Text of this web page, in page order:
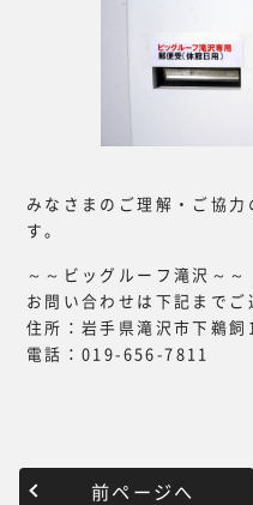
みなさまのご理解・ご協
す。
～～ビッグルーフ滝沢～～
お問い合わせは下記までご
住所：岩手県滝沢市下鵜
電話：019-656-7811
前ページへ